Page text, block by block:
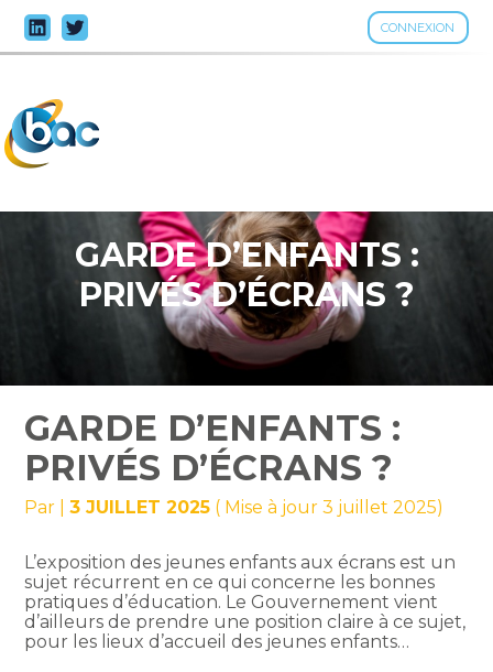
CONNEXION
Aller
au
GARDE D’ENFANTS :
PRIVÉS D’ÉCRANS ?
GARDE D’ENFANTS :
PRIVÉS D’ÉCRANS ?
Par |3 JUILLET 2025 ( Mise à jour 3 juillet 2025)
L’exposition des jeunes enfants aux écrans est un
sujet récurrent en ce qui concerne les bonnes
pratiques d’éducation. Le Gouvernement vient
d’ailleurs de prendre une position claire à ce sujet,
pour les lieux d’accueil des jeunes enfants…